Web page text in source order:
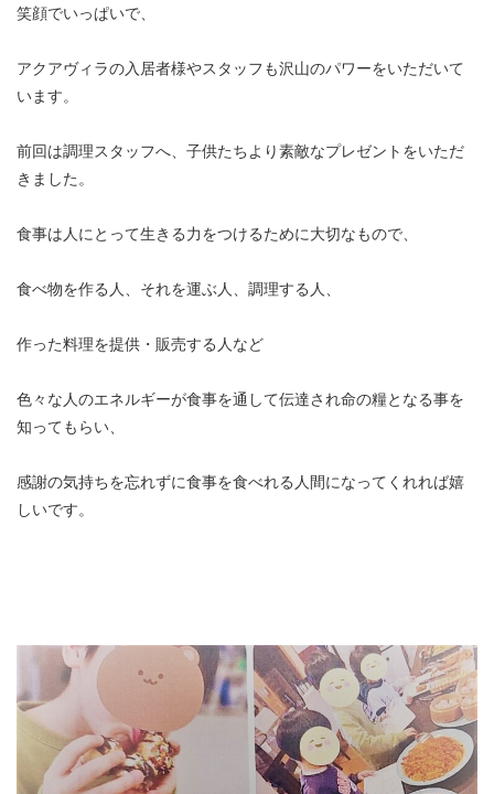
笑顔でいっぱいで、
アクアヴィラの入居者様やスタッフも沢山のパワーをいただいて
います。
前回は調理スタッフへ、子供たちより素敵なプレゼントをいただ
きました。
食事は人にとって生きる力をつけるために大切なもので、
食べ物を作る人、それを運ぶ人、調理する人、
作った料理を提供・販売する人など
色々な人のエネルギーが食事を通して伝達され命の糧となる事を
知ってもらい、
感謝の気持ちを忘れずに食事を食べれる人間になってくれれば嬉
しいです。